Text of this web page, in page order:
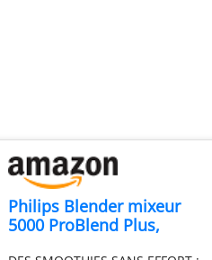
Philips Blender mixeur
5000 ProBlend Plus,